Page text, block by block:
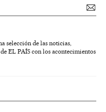
selección de las noticias,
EL PAÍS con los acontecimientos